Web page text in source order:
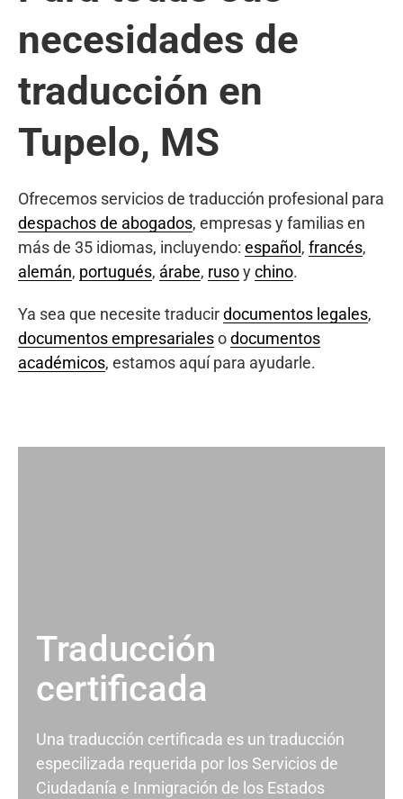
necesidades de
traducción en
Tupelo, MS
Ofrecemos servicios de traducción profesional para
despachos de abogados, empresas y familias en
más de 35 idiomas, incluyendo: español , francés,
alemán, portugués, árabe, rusoychino.
Ya sea que necesite traducirdocumentos legales,
documentos empresarialesodocumentos
académicos, estamos aquí para ayudarle.
Traducción
certificada
Una traducción certificada es un traducción
especilizada requerida por los Servicios de
Ciudadanía e Inmigración de los Estados